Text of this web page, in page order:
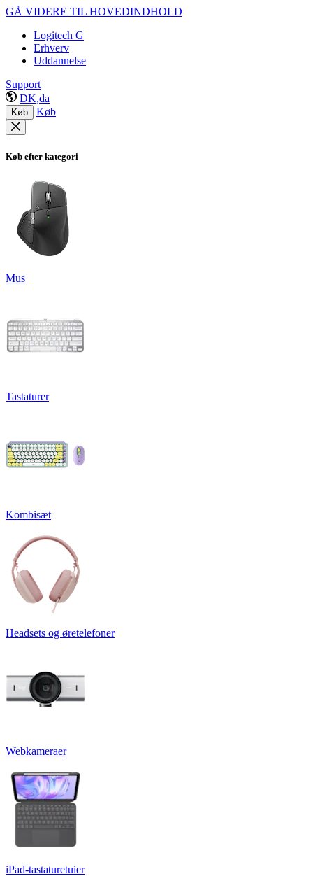
GÅ VIDERE TIL HOVEDINDHOLD
Logitech G
Erhverv
Uddannelse
Support
DK,da
Køb Køb
Køb efter kategori
Mus
Tastaturer
Kombisæt
Headsets og øretelefoner
Webkameraer
iPad-tastaturetuier